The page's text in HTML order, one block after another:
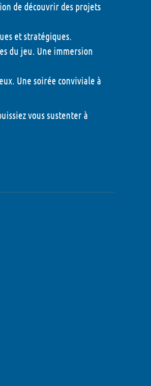
de découvrir des projets
et stratégiques.
du jeu. Une immersion
Une soirée conviviale à
vous sustenter à